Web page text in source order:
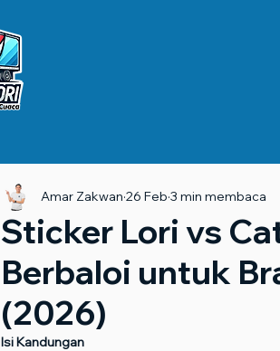
Sticker Lori vs
Berbaloi untuk
(2026)
Amar Zakwan 26 Feb 3 min membaca
Isi Kandungan